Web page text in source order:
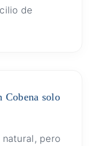
de
Cobena solo
pero